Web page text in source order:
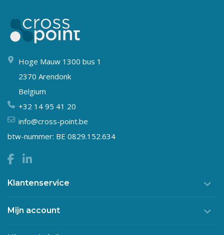
Hoge Mauw 1300 bus 1
2370 Arendonk
Belgium
+32 14 95 41 20
info@cross-point.be
btw-nummer: BE 0829.152.634
Klantenservice
Mijn account